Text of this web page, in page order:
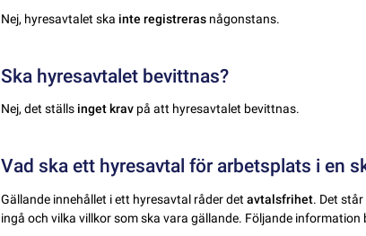
Nej, hyresavtalet ska inte registreras någonstans.
Ska hyresavtalet bevittnas?
Nej, det ställs inget krav på att hyresavtalet bevittnas.
Vad ska ett hyresavtal för arbetsplats i en
Gällande innehållet i ett hyresavtal råder detavtalsfrihet. Det
ingå och vilka villkor som ska vara gällande. Följande information